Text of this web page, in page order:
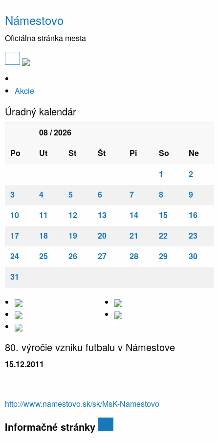
Námestovo
Oficiálna stránka mesta
Akcie
Úradný kalendár
08 / 2026
Po
Ut St Št Pi So
Ne
1
2
3
4 5 6 7 8
9
10
11 12 13 14 15
16
17
18 19 20 21 22
23
24
25 26 27 28 29
30
31
80. výročie vzniku futbalu v Námestove
15.12.2011
http://www.namestovo.sk/sk/MsK-Namestovo
Informačné stránky